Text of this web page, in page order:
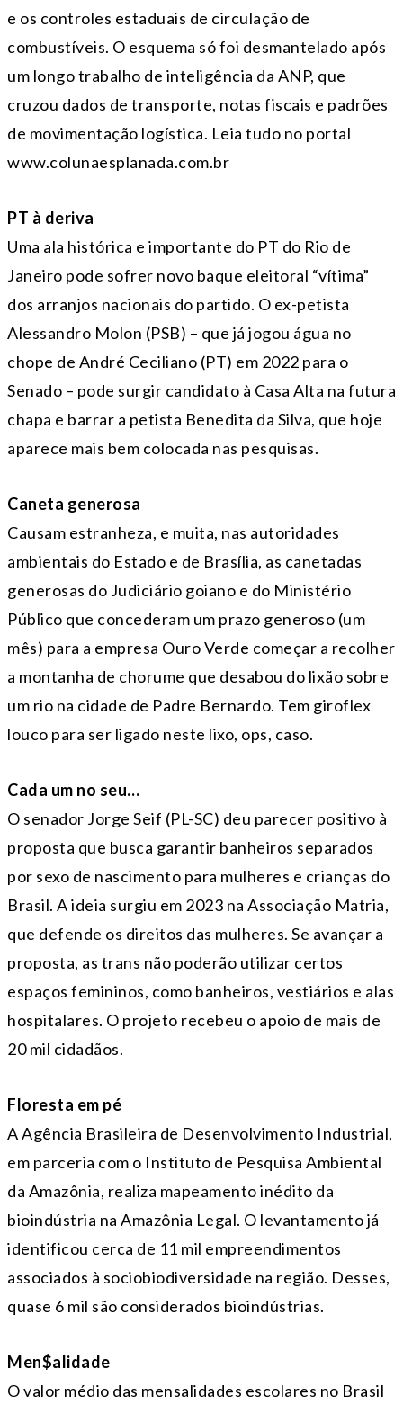
e os controles estaduais de circulação de
combustíveis. O esquema só foi desmantelado após
um longo trabalho de inteligência da ANP, que
cruzou dados de transporte, notas fiscais e padrões
de movimentação logística. Leia tudo no portal
www.colunaesplanada.com.br
PT à deriva
Uma ala histórica e importante do PT do Rio de
Janeiro pode sofrer novo baque eleitoral “vítima”
dos arranjos nacionais do partido. O ex-petista
Alessandro Molon (PSB) – que já jogou água no
chope de André Ceciliano (PT) em 2022 para o
Senado – pode surgir candidato à Casa Alta na futura
chapa e barrar a petista Benedita da Silva, que hoje
aparece mais bem colocada nas pesquisas.
Caneta generosa
Causam estranheza, e muita, nas autoridades
ambientais do Estado e de Brasília, as canetadas
generosas do Judiciário goiano e do Ministério
Público que concederam um prazo generoso (um
mês) para a empresa Ouro Verde começar a recolher
a montanha de chorume que desabou do lixão sobre
um rio na cidade de Padre Bernardo. Tem giroflex
louco para ser ligado neste lixo, ops, caso.
Cada um no seu…
O senador Jorge Seif (PL-SC) deu parecer positivo à
proposta que busca garantir banheiros separados
por sexo de nascimento para mulheres e crianças do
Brasil. A ideia surgiu em 2023 na Associação Matria,
que defende os direitos das mulheres. Se avançar a
proposta, as trans não poderão utilizar certos
espaços femininos, como banheiros, vestiários e alas
hospitalares. O projeto recebeu o apoio de mais de
20 mil cidadãos.
Floresta em pé
A Agência Brasileira de Desenvolvimento Industrial,
em parceria com o Instituto de Pesquisa Ambiental
da Amazônia, realiza mapeamento inédito da
bioindústria na Amazônia Legal. O levantamento já
identificou cerca de 11 mil empreendimentos
associados à sociobiodiversidade na região. Desses,
quase 6 mil são considerados bioindústrias.
Men$alidade
O valor médio das mensalidades escolares no Brasil